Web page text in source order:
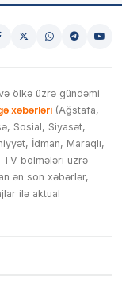
ölkə üzrə gündəmi
xəbərləri (Ağstafa,
Sosial, Siyasət,
İdman, Maraqlı,
TV bölmələri üzrə
ən son xəbərlər,
ilə aktual